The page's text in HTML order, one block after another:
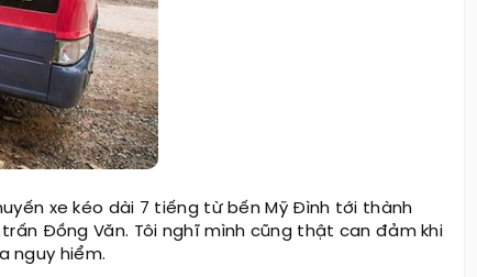
xe kéo dài 7 tiếng từ bến Mỹ Đình tới thành
Đồng Văn. Tôi nghĩ mình cũng thật can đảm khi
nguy hiểm.